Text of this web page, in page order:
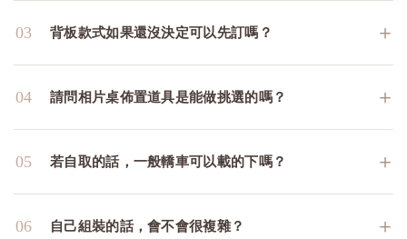
03 背板款式如果還沒決定可以先訂嗎？ ＋
04 請問相片桌佈置道具是能做挑選的嗎？ ＋
05 若自取的話，一般轎車可以載的下嗎？ ＋
06 自己組裝的話，會不會很複雜？ ＋